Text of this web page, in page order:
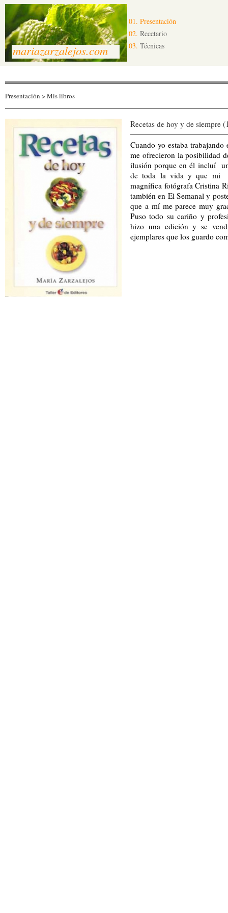
mariazarzalejos.com
01. Presentación
02. Recetario
03. Técnicas
Presentación > Mis libros
Recetas de hoy y de siempre
Cuando yo estaba
me ofrecieron la posibilidad
ilusión porque en él incluí
de toda la vida y que mi
magnífica fotógrafa Cristina
también en El Semanal y
que a mí me parece muy
Puso todo su cariño y
hizo una edición y se
ejemplares que los guardo